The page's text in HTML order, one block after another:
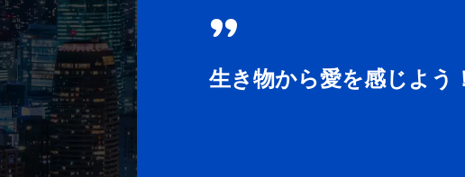
生き物から愛を感じよう